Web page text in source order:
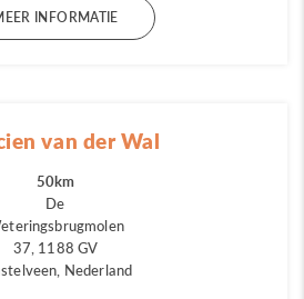
INFORMATIE
van der Wal
50km
De
37, 1188 GV
Nederland